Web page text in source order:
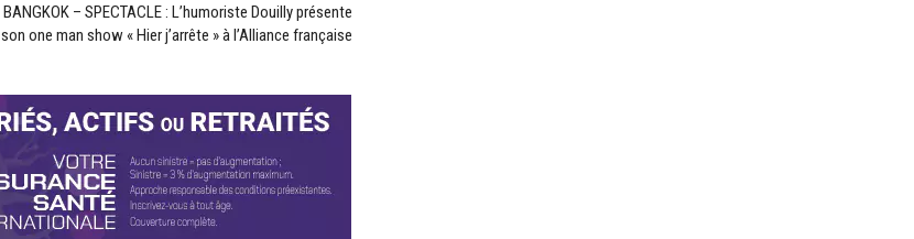
BANGKOK – SPECTACLE : L’humoriste Douilly présente
son one man show « Hier j’arrête » à l’Alliance française